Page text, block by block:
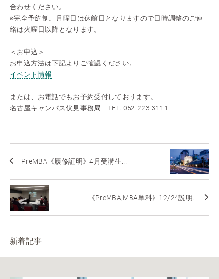
合わせください。
※完全予約制。月曜日は休館日となりますので日時調整のご連
絡は火曜日以降となります。
＜お申込＞
お申込方法は下記よりご確認ください。
イベント情報
または、お電話でもお予約受付しております。
名古屋キャンパス伏見事務局 TEL: 052-223-3111
PreMBA《履修証明》4月受講生...
《PreMBA,MBA単科》12/24説明...
新着記事